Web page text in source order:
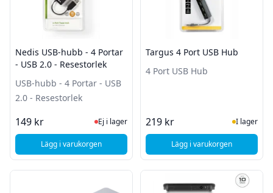
Nedis USB-hubb - 4 Portar
- USB 2.0 - Resestorlek
USB-hubb - 4 Portar - USB
2.0 - Resestorlek
149 kr Ej i lager, besök produktsidan för
Ej i lager
Lägg i varukorgen, Nedis USB-hubb - 4 Portar - USB 2.0 - Resestorlek
Targus 4 Port USB Hub
4 Port USB Hub
219 kr I Lager
I lager
Lägg i varukorgen, Targus 4 Port USB